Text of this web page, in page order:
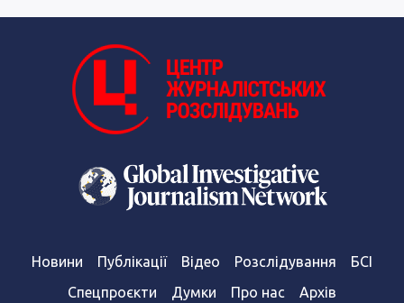
Новини Публікації Відео Розслідування
БСІ
Спецпроєкти
Думки Про нас Архів